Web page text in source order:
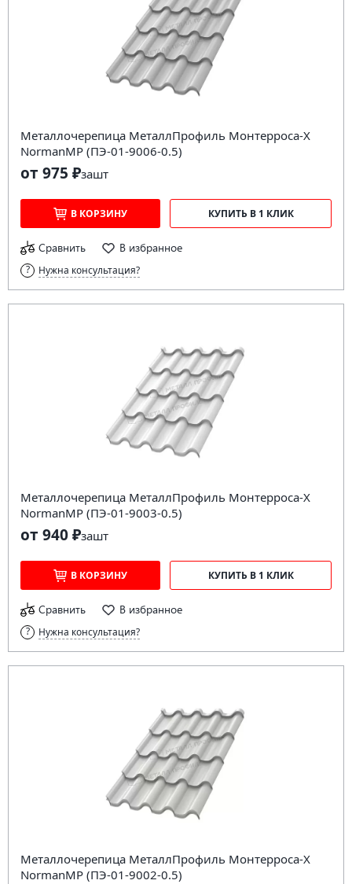
Металлочерепица МеталлПрофиль Монтерроса-X
NormanMP (ПЭ-01-9006-0.5)
от 975 ₽зашт
В КОРЗИНУ КУПИТЬ В 1 КЛИК
Сравнить В избранное
Нужна консультация?
Металлочерепица МеталлПрофиль Монтерроса-X
NormanMP (ПЭ-01-9003-0.5)
от 940 ₽зашт
В КОРЗИНУ КУПИТЬ В 1 КЛИК
Сравнить В избранное
Нужна консультация?
Металлочерепица МеталлПрофиль Монтерроса-X
NormanMP (ПЭ-01-9002-0.5)